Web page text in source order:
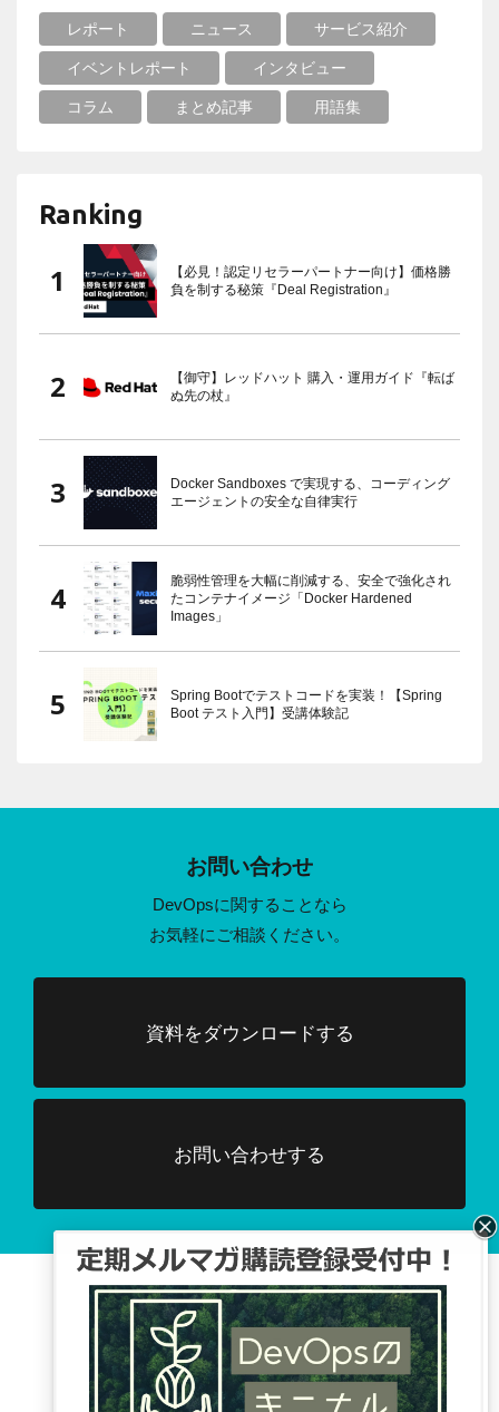
レポート ニュース サービス紹介
イベントレポート インタビュー
コラム まとめ記事 用語集
Ranking
【必見！認定リセラーパートナー向け】価格勝
負を制する秘策『Deal Registration』
【御守】レッドハット 購入・運用ガイド『転ば
ぬ先の杖』
Docker Sandboxes で実現する、コーディング
エージェントの安全な自律実行
脆弱性管理を大幅に削減する、安全で強化され
たコンテナイメージ「Docker Hardened
Images」
Spring Bootでテストコードを実装！【Spring
Boot テスト入門】受講体験記
お問い合わせ
DevOpsに関することなら
お気軽にご相談ください。
資料をダウンロードする
お問い合わせする
Facebook、TwitterでDevOpsに関する
情報配信を行っています。